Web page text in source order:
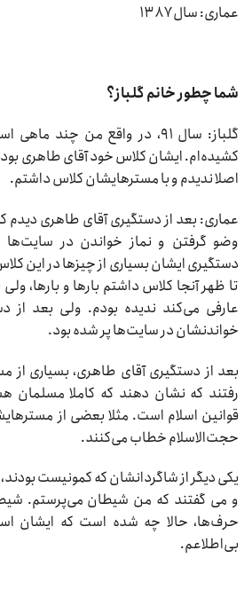
عماری: سال ۱۳۸۷
شما چطور خانم گلباز؟
گلباز: سال ۹۱، در واقع من چند
کشیده‌ام. ایشان کلاس خود آقای طاهری
اصلا ندیدم و با مسترهایشان کلاس داشتم.
عماری: بعد از دستگیری آقای طاهری
وضو گرفتن و نماز خواندن در سایت‌ها
دستگیری ایشان بسیاری از چیزها در این
تا ظهر آنجا کلاس داشتم بارها و بارها،
عارفی می‌کند ندیده بودم. ولی بعد از
خواندنشان در سایت‌ها پر شده بود.
بعد از دستگیری آقای طاهری، بسیاری از
رفتند که نشان دهند که کاملا مسلمان
قوانین اسلام است. مثلا بعضی از
حجت‌الاسلام خطاب می‌کنند.
یکی دیگر از شاگردانشان که کمونیست
و می گفتند که من شیطان می‌پرستم.
حرف‌ها، حالا چه شده است که ایشان
بی‌اطلاعم.